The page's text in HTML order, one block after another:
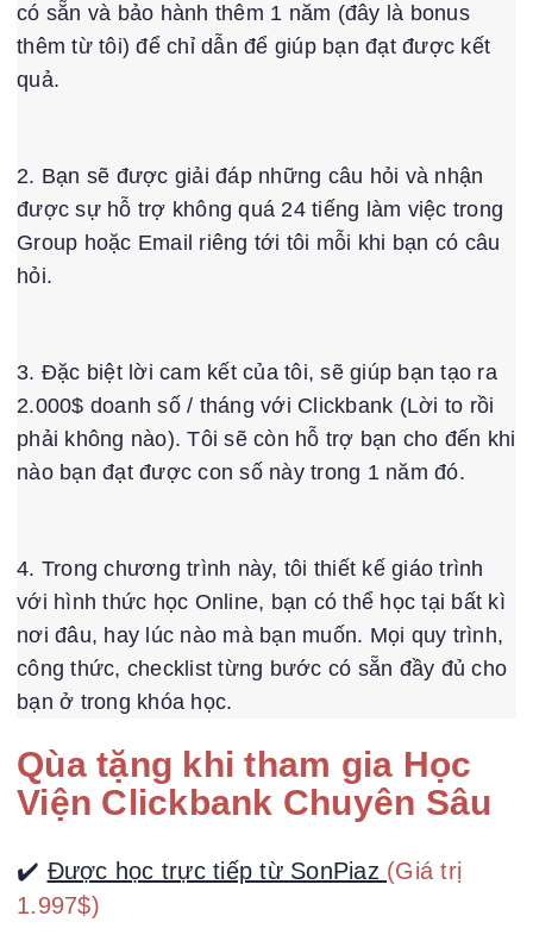
có sẵn và bảo hành thêm 1 năm (đây là bonus
thêm từ tôi) để chỉ dẫn để giúp bạn đạt được kết
quả.
2. Bạn sẽ được giải đáp những câu hỏi và nhận
được sự hỗ trợ không quá 24 tiếng làm việc trong
Group hoặc Email riêng tới tôi mỗi khi bạn có câu
hỏi.
3. Đặc biệt lời cam kết của tôi, sẽ giúp bạn tạo ra
2.000$ doanh số / tháng với Clickbank (Lời to rồi
phải không nào). Tôi sẽ còn hỗ trợ bạn cho đến khi
nào bạn đạt được con số này trong 1 năm đó.
4. Trong chương trình này, tôi thiết kế giáo trình
với hình thức học Online, bạn có thể học tại bất kì
nơi đâu, hay lúc nào mà bạn muốn. Mọi quy trình,
công thức, checklist từng bước có sẵn đầy đủ cho
bạn ở trong khóa học.
Qùa tặng khi tham gia Học
Viện Clickbank Chuyên Sâu
✔️ Được học trực tiếp từ SonPiaz (Giá trị
1.997$)